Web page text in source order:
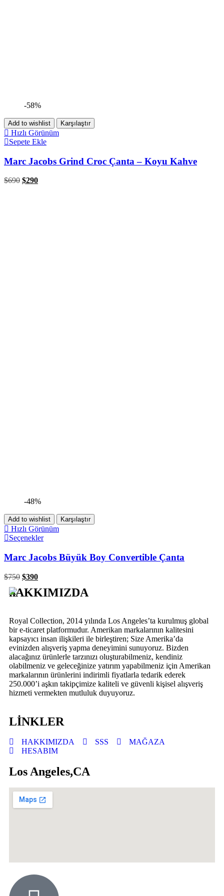
-58%
Add to wishlist Karşılaştır
Hızlı Görünüm
Sepete Ekle
Marc Jacobs Grind Croc Çanta – Koyu Kahve
$690 $290
-48%
Add to wishlist Karşılaştır
Hızlı Görünüm
Seçenekler
Marc Jacobs Büyük Boy Convertible Çanta
$750 $390
hAKKIMIZDA
Royal Collection, 2014 yılında Los Angeles’ta kurulmuş global
bir e-ticaret platformudur. Amerikan markalarının kalitesini
kapsayıcı insan ilişkileri ile birleştiren; Size Amerika’da
evinizden alışveriş yapma deneyimini sunuyoruz. Bizden
alacağınız ürünlerle tarzınızı oluşturabilmeniz, kendiniz
olabilmeniz ve geleceğinize yatırım yapabilmeniz için Amerikan
markalarının ürünlerini indirimli fiyatlarla tedarik ederek
250.000’i aşkın takipçimize kaliteli ve güvenli kişisel alışveriş
hizmeti vermekten mutluluk duyuyoruz.
LİNKLER
HAKKIMIZDA SSS
MAĞAZA
HESABIM
Los Angeles,CA